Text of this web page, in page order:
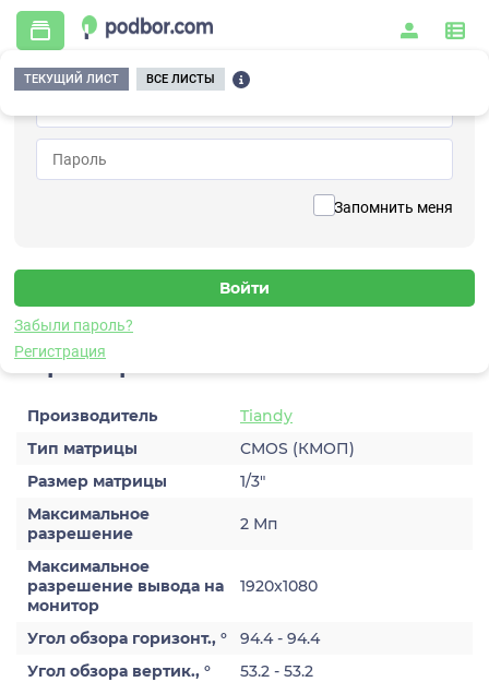
Запомнить меня
Забыли пароль?
Регистрация
ТЕКУЩИЙ ЛИСТ ВСЕ ЛИСТЫ
Главная / Видеонаблюдение / Видеокамеры / IP /
TC-C321N Spec:I3/E/Y/2.8mm/V2.0
Spec:I3/E/Y/2.8mm/V2.0
Видеокамера IP
Характеристики
Производитель
Tiandy
Тип матрицы
CMOS (КМОП)
Размер матрицы
1/3″
Максимальное
разрешение
2 Мп
Максимальное
разрешение вывода на
монитор
1920x1080
Угол обзора горизонт., °
94.4 - 94.4
Угол обзора вертик., °
53.2 - 53.2